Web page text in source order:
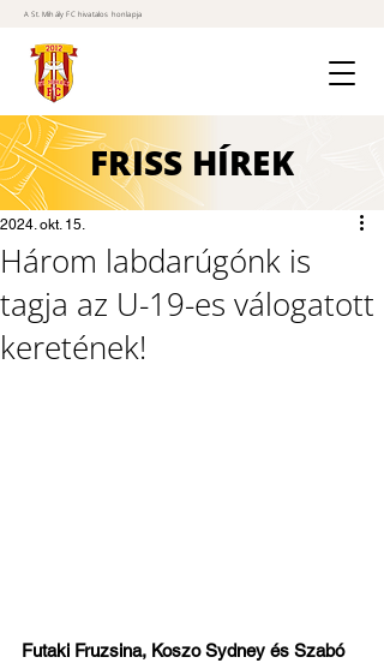
A St. Mihály FC hivatalos honlapja
FRISS HÍREK
Három labdarúgónk is
tagja az U-19-es válogatott
keretének!
2024. okt. 15.
Futaki Fruzsina, Koszo Sydney és Szabó